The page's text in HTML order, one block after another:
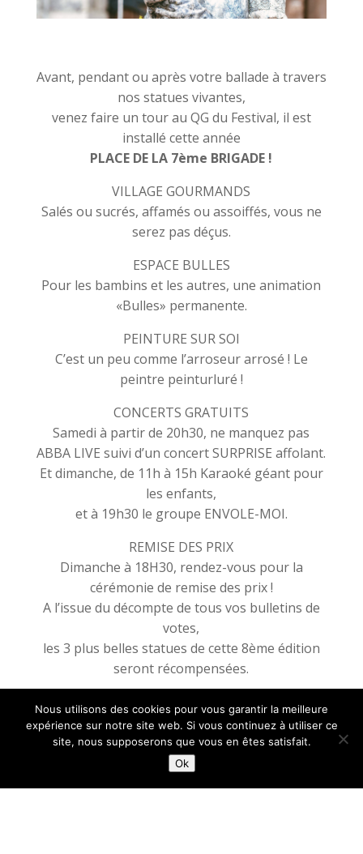
Avant, pendant ou après votre ballade à travers
nos statues vivantes,
venez faire un tour au QG du Festival, il est
installé cette année
PLACE DE LA 7ème BRIGADE !
VILLAGE GOURMANDS
Salés ou sucrés, affamés ou assoiffés, vous ne
serez pas déçus.
ESPACE BULLES
Pour les bambins et les autres, une animation
«Bulles» permanente.
PEINTURE SUR SOI
C’est un peu comme l’arroseur arrosé ! Le
peintre peinturluré !
CONCERTS GRATUITS
Samedi à partir de 20h30, ne manquez pas
ABBA LIVE suivi d’un concert SURPRISE affolant.
Et dimanche, de 11h à 15h Karaoké géant pour
les enfants,
et à 19h30 le groupe ENVOLE-MOI.
REMISE DES PRIX
Dimanche à 18H30, rendez-vous pour la
cérémonie de remise des prix !
A l’issue du décompte de tous vos bulletins de
votes,
les 3 plus belles statues de cette 8ème édition
seront récompensées.
Nous utilisons des cookies pour vous garantir la meilleure
expérience sur notre site web. Si vous continuez à utiliser ce
site, nous supposerons que vous en êtes satisfait.
Ok